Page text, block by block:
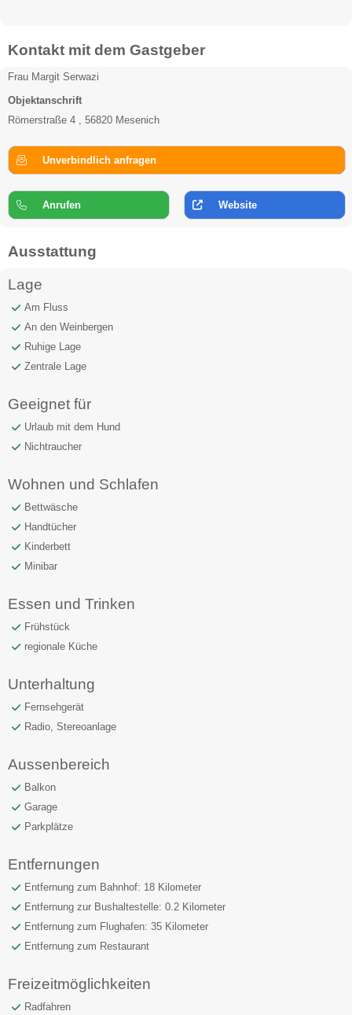
Kontakt mit dem Gastgeber
Frau Margit Serwazi
Objektanschrift
Römerstraße 4 , 56820 Mesenich
Unverbindlich anfragen
Anrufen Website
Ausstattung
Lage
Am Fluss
An den Weinbergen
Ruhige Lage
Zentrale Lage
Geeignet für
Urlaub mit dem Hund
Nichtraucher
Wohnen und Schlafen
Bettwäsche
Handtücher
Kinderbett
Minibar
Essen und Trinken
Frühstück
regionale Küche
Unterhaltung
Fernsehgerät
Radio, Stereoanlage
Aussenbereich
Balkon
Garage
Parkplätze
Entfernungen
Entfernung zum Bahnhof: 18 Kilometer
Entfernung zur Bushaltestelle: 0.2 Kilometer
Entfernung zum Flughafen: 35 Kilometer
Entfernung zum Restaurant
Freizeitmöglichkeiten
Radfahren